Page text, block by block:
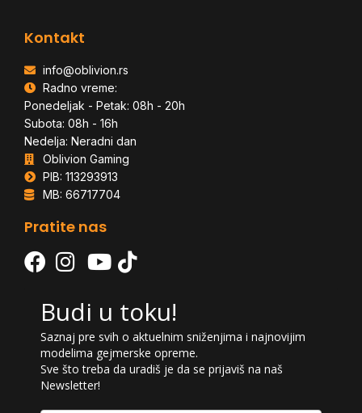
Kontakt
info@oblivion.rs
Radno vreme:
Ponedeljak - Petak: 08h - 20h
Subota: 08h - 16h
Nedelja: Neradni dan
Oblivion Gaming
PIB: 113293913
MB: 66717704
Pratite nas
Budi u toku!
Saznaj pre svih o aktuelnim sniženjima i najnovijim
modelima gejmerske opreme.
Sve što treba da uradiš je da se prijaviš na naš
Newsletter!